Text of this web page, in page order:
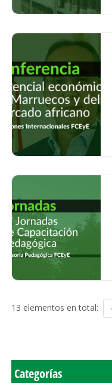
13 elementos en total:
Categorías